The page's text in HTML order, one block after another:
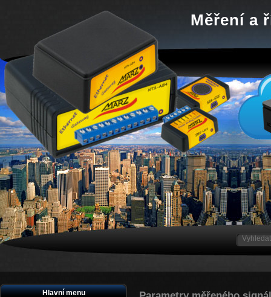
Měření a
Hlavní menu